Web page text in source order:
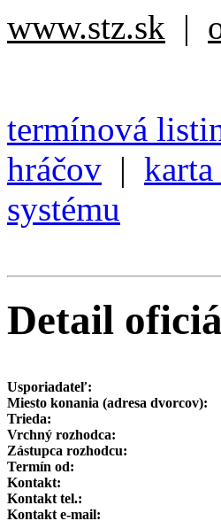
www.stz.sk |
termínová
hráčov |
systému
Detail
Usporiadateľ:
Miesto konania (adresa dvorcov):
Trieda:
Vrchný rozhodca:
Zástupca rozhodcu:
Termín od:
Kontakt:
Kontakt tel.:
Kontakt e-mail: